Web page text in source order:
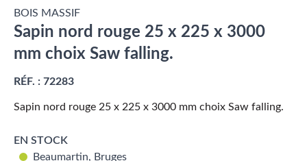
BOIS MASSIF
Sapin nord rouge 25 x 225 x 3000
mm choix Saw falling.
RÉF. : 72283
Sapin nord rouge 25 x 225 x 3000 mm choix Saw falling.
EN STOCK
Beaumartin, Bruges